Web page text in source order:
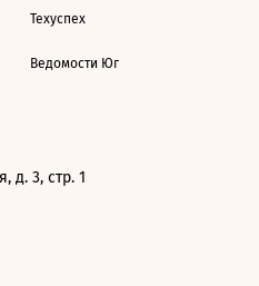
Техуспех
Ведомости Юг
д. 3, стр. 1